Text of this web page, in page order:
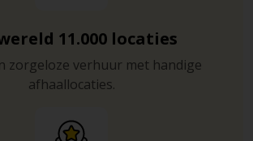
11.000 locaties
zorgeloze verhuur met handige
afhaallocaties.